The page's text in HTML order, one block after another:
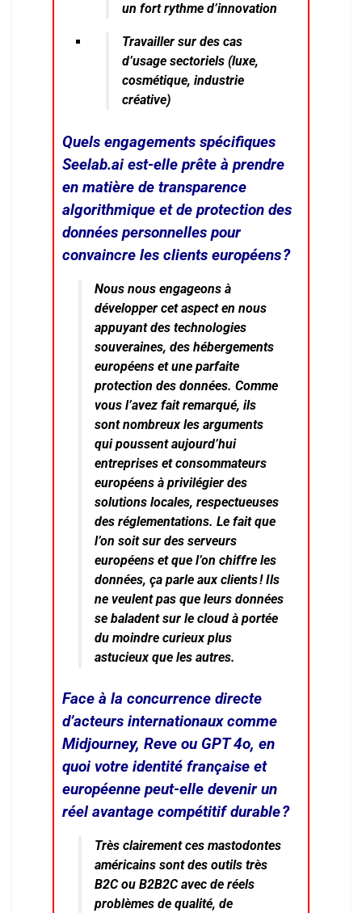
un fort rythme d’innovation
Travailler sur des cas
d’usage sectoriels (luxe,
cosmétique, industrie
créative)
Quels engagements spécifiques
Seelab.ai est-elle prête à prendre
en matière de transparence
algorithmique et de protection des
données personnelles pour
convaincre les clients européens ?
Nous nous engageons à
développer cet aspect en nous
appuyant des technologies
souveraines, des hébergements
européens et une parfaite
protection des données. Comme
vous l’avez fait remarqué, ils
sont nombreux les arguments
qui poussent aujourd’hui
entreprises et consommateurs
européens à privilégier des
solutions locales, respectueuses
des réglementations. Le fait que
l’on soit sur des serveurs
européens et que l’on chiffre les
données, ça parle aux clients ! Ils
ne veulent pas que leurs données
se baladent sur le cloud à portée
du moindre curieux plus
astucieux que les autres.
Face à la concurrence directe
d’acteurs internationaux comme
Midjourney, Reve ou GPT 4o, en
quoi votre identité française et
européenne peut-elle devenir un
réel avantage compétitif durable ?
Très clairement ces mastodontes
américains sont des outils très
B2C ou B2B2C avec de réels
problèmes de qualité, de